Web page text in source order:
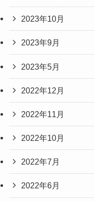
2023年10月
2023年9月
2023年5月
2022年12月
2022年11月
2022年10月
2022年7月
2022年6月